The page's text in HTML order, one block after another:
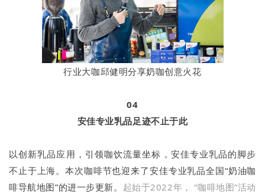
行业大咖邱健明分享奶咖创意火花
04
安佳专业乳品足迹不止于此
以创新乳品应用，引领咖饮流量坐标，安佳专业乳品的脚步
不止于上海。本次咖啡节也迎来了安佳专业乳品全国“奶油咖
啡导航地图”的进一步更新。 起始于2022年， “咖啡地图”活动